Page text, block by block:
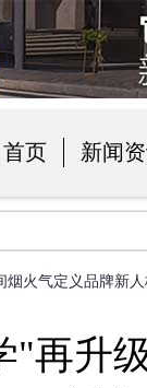
首页 新闻
烟火气定义品牌新
"再升